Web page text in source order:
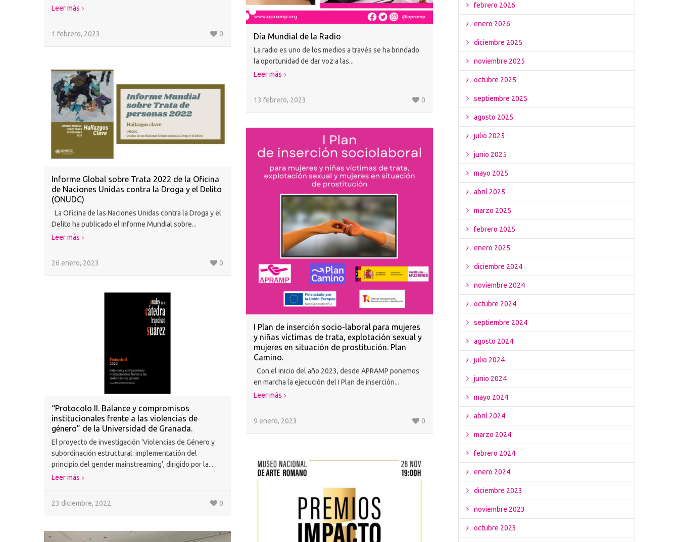
Día Mundial de la Radio
La radio es uno de los medios a través se ha brindado
la oportunidad de dar voz a las...
Leer más
13 febrero, 2023 0
Leer más
1 febrero, 2023 0
Informe Global sobre Trata 2022 de la Oficina
de Naciones Unidas contra la Droga y el Delito
(ONUDC)
La Oficina de las Naciones Unidas contra la Droga y el
Delito ha publicado el Informe Mundial sobre...
Leer más
26 enero, 2023 0
I Plan de inserción socio-laboral para mujeres
y niñas víctimas de trata, explotación sexual y
mujeres en situación de prostitución. Plan
Camino.
Con el inicio del año 2023, desde APRAMP ponemos
en marcha la ejecución del I Plan de inserción...
Leer más
9 enero, 2023 0
“Protocolo II. Balance y compromisos
institucionales frente a las violencias de
género” de la Universidad de Granada.
El proyecto de investigación ‘Violencias de Género y
subordinación estructural: implementación del
principio del gender mainstreaming’, dirigido por la...
Leer más
23 diciembre, 2022 0
febrero 2026
enero 2026
diciembre 2025
noviembre 2025
octubre 2025
septiembre 2025
agosto 2025
julio 2025
junio 2025
mayo 2025
abril 2025
marzo 2025
febrero 2025
enero 2025
diciembre 2024
noviembre 2024
octubre 2024
septiembre 2024
agosto 2024
julio 2024
junio 2024
mayo 2024
abril 2024
marzo 2024
febrero 2024
enero 2024
diciembre 2023
noviembre 2023
octubre 2023